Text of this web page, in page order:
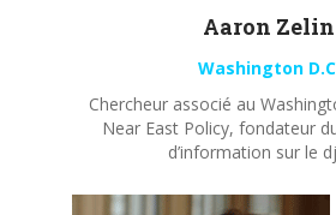
Aaron Zelin
Washington
Chercheur associé au
Near East Policy, fondateur
d’information sur le